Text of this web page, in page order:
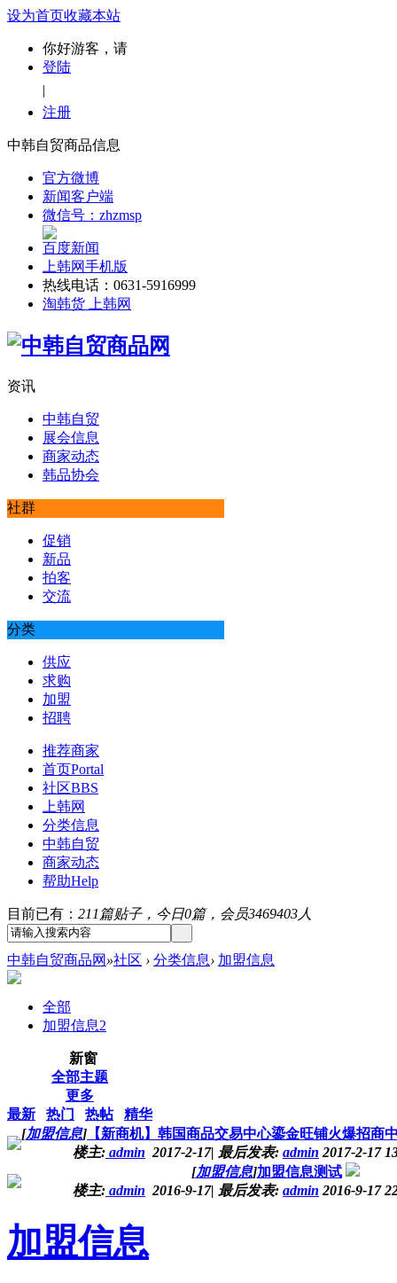
设为首页收藏本站
你好游客，请
登陆
|
注册
中韩自贸商品信息
官方微博
新闻客户端
微信号：zhzmsp
百度新闻
上韩网手机版
热线电话：0631-5916999
淘韩货 上韩网
资讯
中韩自贸
展会信息
商家动态
韩品协会
社群
促销
新品
拍客
交流
分类
供应
求购
加盟
招聘
推荐商家
首页Portal
社区BBS
上韩网
分类信息
中韩自贸
商家动态
帮助Help
目前已有： 211篇贴子，今日0篇，会员3469403人
中韩自贸商品网 »社区 › 分类信息› 加盟信息
全部
加盟信息2
新窗
全部主题
更多
最新
热门 热帖
精华
[加盟信息] 【新商机】韩国商品交易中心鎏金旺铺火爆招
楼主: admin 2017-2-17| 最后发表: admin 2017-2-17
[加盟信息]加盟信息测试
楼主: admin 2016-9-17| 最后发表: admin 2016-9-17
加盟信息